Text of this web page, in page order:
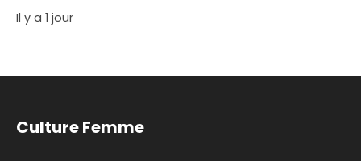
Il y a 1 jour
Culture Femme